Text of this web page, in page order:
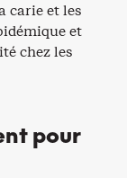
carie et les
et
chez les
pour